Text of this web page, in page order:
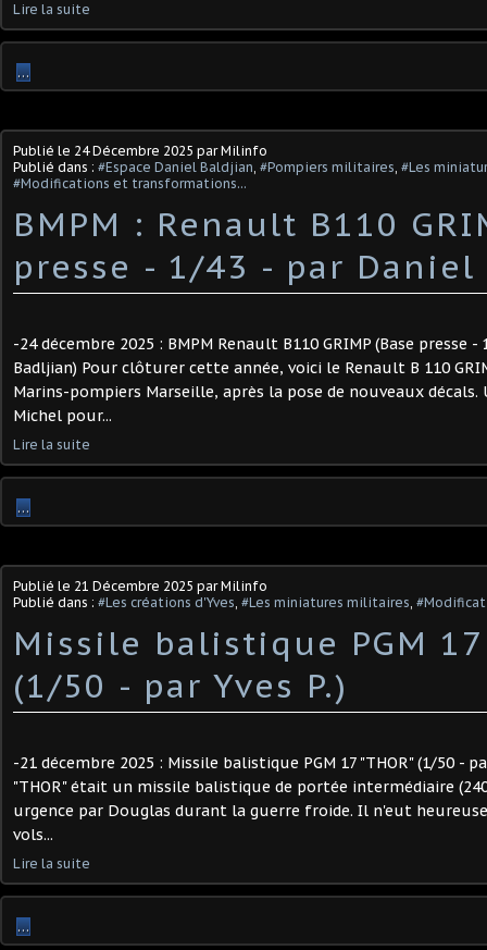
Lire la suite
…
Publié le 24 Décembre 2025 par Milinfo
Publié dans : #Espace Daniel Baldjian, #Pompiers militaires, #Les
#Modifications et transformations...
BMPM : Renault B110
presse - 1/43 - par
-24 décembre 2025 : BMPM Renault B110 GRIMP (Base presse
Badljian) Pour clôturer cette année, voici le Renault B 110
Marins-pompiers Marseille, après la pose de nouveaux décals.
Michel pour...
Lire la suite
…
Publié le 21 Décembre 2025 par Milinfo
Publié dans : #Les créations d'Yves, #Les miniatures militaires,
Missile balistique PGM 17
(1/50 - par Yves P.) ​
-21 décembre 2025 : Missile balistique PGM 17 "THOR" (1/50 -
"THOR" était un missile balistique de portée intermédiaire
urgence par Douglas durant la guerre froide. Il n'eut
vols...
Lire la suite
…